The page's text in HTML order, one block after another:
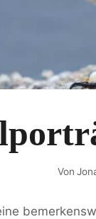
Von